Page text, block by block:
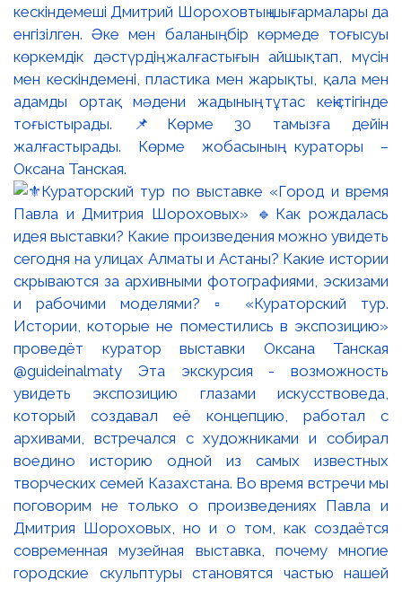
кескіндемеші Дмитрий Шороховтың шығармалары да
енгізілген. Әке мен баланың бір көрмеде тоғысуы
көркемдік дәстүрдің жалғастығын айшықтап, мүсін
мен кескіндемені, пластика мен жарықты, қала мен
адамды ортақ мәдени жадының тұтас кеңістігінде
тоғыстырады. 📌Көрме 30 тамызға дейін
жалғастырады. Көрме жобасының кураторы –
Оксана Танская.